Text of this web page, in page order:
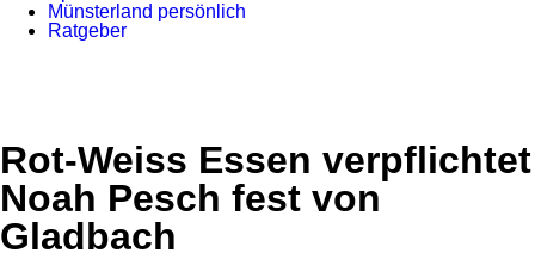
Münsterland persönlich
Ratgeber
Rot-Weiss Essen verpflichtet
Noah Pesch fest von
Gladbach